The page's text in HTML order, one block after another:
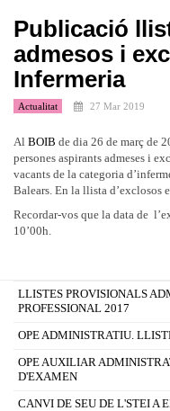
Publicació
admesos i
Infermeria
Actualitat 27 Mar 2019
Al BOIB de dia 26 de març de
persones aspirants admeses i
vacants de la categoria
Balears. En la llista d’exclosos
Recordar-vos que la data de
10’00h.
LLISTES PROVISIONALS
PROFESSIONAL 2017
OPE ADMINISTRATIU.
OPE AUXILIAR
D'EXAMEN
CANVI DE SEU DE L'STEI A